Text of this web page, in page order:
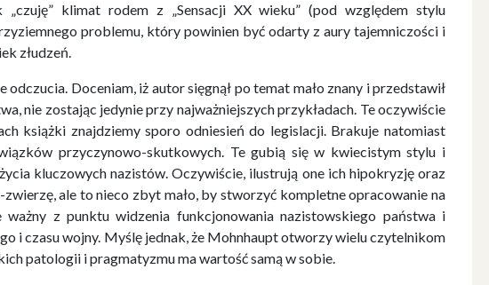
klimat rodem z „Sensacji XX wieku” (pod względem stylu
problemu, który powinien być odarty z aury tajemniczości i
złudzeń.
odczucia. Doceniam, iż autor sięgnął po temat mało znany i przedstawił
nie zostając jedynie przy najważniejszych przykładach. Te oczywiście
książki znajdziemy sporo odniesień do legislacji. Brakuje natomiast
przyczynowo-skutkowych. Te gubią się w kwiecistym stylu i
kluczowych nazistów. Oczywiście, ilustrują one ich hipokryzję oraz
ale to nieco zbyt mało, by stworzyć kompletne opracowanie na
z punktu widzenia funkcjonowania nazistowskiego państwa i
i czasu wojny. Myślę jednak, że Mohnhaupt otworzy wielu czytelnikom
patologii i pragmatyzmu ma wartość samą w sobie.